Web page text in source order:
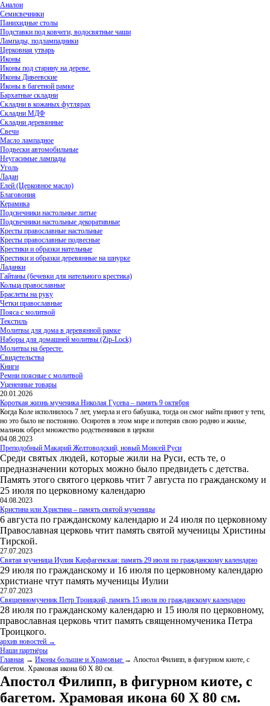
Аналои
Семисвечники
Панихидные столы
Подставки под ковчеги, водосвятные чаши
Лампады, подлампадники
Церковная утварь
Иконы
Иконы под старину на дереве.
Иконы Дивеевские
Иконы в багетной рамке
Бархатные складни
Складни в кожаных футлярах
Складни МДФ
Складни деревянные
Свечи
Масло лампадное
Подвески автомобильные
Неугасимые лампады
Уголь
Ладан
Елей (Церковное масло)
Благовония
Керамика
Подсвечники настольные литые
Подсвечники настольные декоративные
Кресты православные настольные
Кресты православные подвесные
Крестики и образки нательные
Крестики и образки деревянные на шнурке
Ладанки
Гайтаны (бечевки для нательного крестика)
Кольца православные
Браслеты на руку
Четки православные
Пояса с молитвой
Текстиль
Молитвы для дома в деревянной рамке
Наборы для домашней молитвы (Zip-Lock)
Молитвы на бересте.
Свидетельства
Книги
Ремни поясные с молитвой
Уцененные товары
20.01.2026
Короткая жизнь мученика Николая Гусева – память 9 октября
Когда Коле исполнилось 7 лет, умерла и его бабушка, тогда он смог найти приют у тети,
но это было не постоянно. Осиротев в этом мире и потеряв свою родню и жилье,
мальчик обрел множество родственников в церкви
04.08.2023
Преподобный Макарий Желтоводский, новый Моисей Руси
Среди святых людей, которые жили на Руси, есть те, о
предназначении которых можно было предвидеть с детства.
Память этого святого церковь чтит 7 августа по гражданскому и
25 июля по церковному календарю
04.08.2023
Кристина или Христина – память святой мученицы
6 августа по гражданскому календарю и 24 июля по церковному
Православная церковь чтит память святой мученицы Христины
Тирской.
27.07.2023
Святая мученица Иулия Карфагенская: память 29 июля по гражданскому календарю
29 июля по гражданскому и 16 июля по церковному календарю
христиане чтут память мученицы Иулии
27.07.2023
Священномученик Петр Троицкий, память 15 июля по гражданскому календарю
28 июля по гражданскому календарю и 15 июля по церковному,
православная церковь чтит память священномученика Петра
Троицкого.
архив новостей →
Наши партнёры
Главная → Иконы большие и Храмовые → Апостол Филипп, в фигурном киоте, с
багетом. Храмовая икона 60 Х 80 см.
Апостол Филипп, в фигурном киоте, с
багетом. Храмовая икона 60 Х 80 см.